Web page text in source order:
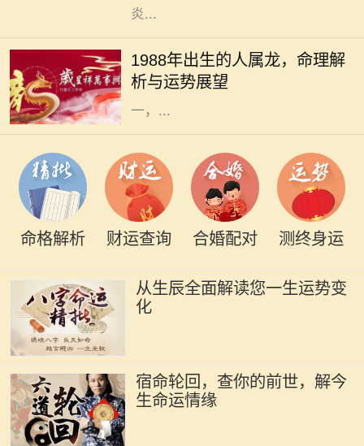
炎...
1988年出生的人属龙，命理解
析与运势展望
在中华文化中，生肖是一个重要的传
统概念，每一个生肖都蕴含着独特的
性格特征和命理意义。1988年出生的
人，生肖属龙。龙作为十二生肖之
一，...
命格解析 财运查询 合婚配对 测终身运
从生辰全面解读您一生运势变
化
宿命轮回，查你的前世，解今
生命运情缘